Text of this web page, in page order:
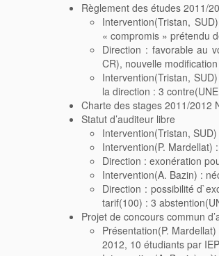
Règlement des études 2011/
Intervention(Tristan,
« compromis » prétendu
Direction : favorable au
CR), nouvelle
Intervention(Tristan,
la direction : 3
Charte des stages 2011/2012
Statut d’auditeur libre
Intervention(Tristan,
Intervention(P. Mardellat)
Direction : exonération
Intervention(A. Bazin) :
Direction : possibilité
tarif(100) : 3
Projet de concours commun
Présentation(P.
2012, 10 étudiants par